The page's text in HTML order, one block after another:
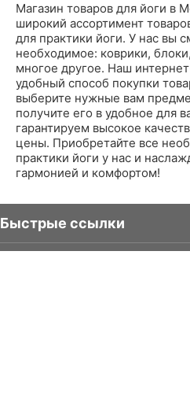
Магазин товаров для йоги в
широкий ассортимент
для практики йоги. У нас вы
необходимое: коврики,
многое другое. Наш
удобный способ покупки
выберите нужные вам
получите его в удобное для
гарантируем высокое
цены. Приобретайте все
практики йоги у нас и
гармонией и комфортом!
Быстрые ссылки